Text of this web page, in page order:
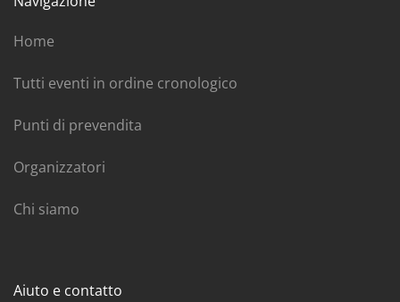
Home
Tutti eventi in ordine cronologico
Punti di prevendita
Organizzatori
Chi siamo
Aiuto e contatto